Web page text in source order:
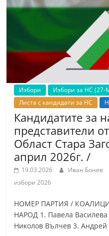
г
а
k
a
z
a
n
l
a
i
n
Избори
Избори за НС (27-
Листа с кандидати за НС
Кандидатите за
представители
Област Стара
април 2026г. /
19.03.2026 Иван Бонев
избори 2026
НОМЕР ПАРТИЯ /
НАРОД 1. Павела
Николов Вълчев 3. Андрей